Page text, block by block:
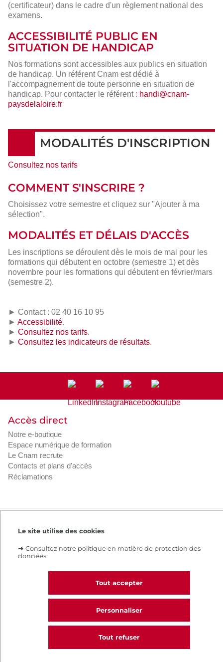
Le site utilise des cookies
➜ Consultez notre politique en matière de protection des
données.
Tout accepter
Tout refuser
Personnaliser
CALL
(certificateur) dans le cadre d'un règlement national des
examens.
ACCESSIBILITÉ PUBLIC EN
SITUATION DE HANDICAP
Nos formations sont accessibles aux publics en situation
de handicap. Un référent Cnam est dédié à
l'accompagnement de toute personne en situation de
handicap. Pour contacter le référent : handi@cnam-
paysdelaloire.fr
MODALITÉS D'INSCRIPTION
Consultez nos tarifs
COMMENT S'INSCRIRE ?
Choisissez votre semestre et cliquez sur "Ajouter à ma
sélection".
MODALITÉS ET DÉLAIS D'ACCÈS
Les inscriptions se déroulent dès le mois de mai pour les
formations qui débutent en octobre (semestre 1) et dès
novembre pour les formations qui débutent en février/mars
(semestre 2).
► Contact : 02 40 16 10 95
► Accessibilité.
► Consultez nos tarifs.
► Consultez les indicateurs de résultats.
Accès direct
Notre e-boutique
Espace numérique de formation
Le Cnam recrute
Contacts et plans d'accès
Réclamations
Règlement intérieur